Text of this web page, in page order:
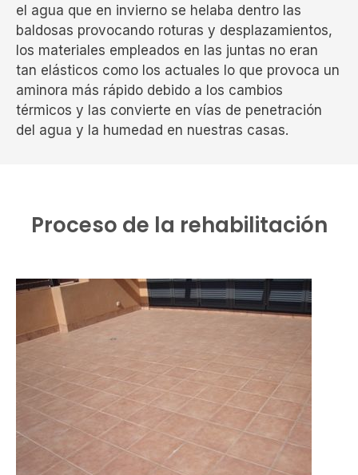
el agua que en invierno se helaba dentro las
baldosas provocando roturas y desplazamientos,
los materiales empleados en las juntas no eran
tan elásticos como los actuales lo que provoca un
aminora más rápido debido a los cambios
térmicos y las convierte en vías de penetración
del agua y la humedad en nuestras casas.
Proceso de la rehabilitación